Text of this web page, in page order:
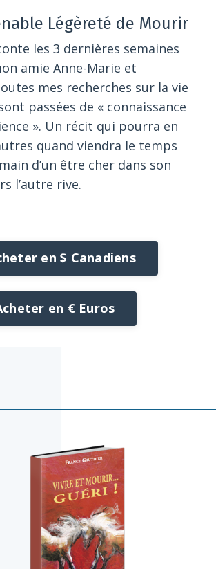
Légèreté de Mourir
les 3 dernières semaines
amie Anne-Marie et
mes recherches sur la vie
passées de « connaissance
». Un récit qui pourra en
quand viendra le temps
d’un être cher dans son
l’autre rive.
en $ Canadiens
en € Euros